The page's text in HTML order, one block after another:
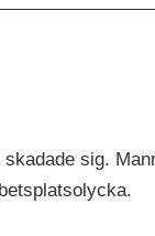
sig.